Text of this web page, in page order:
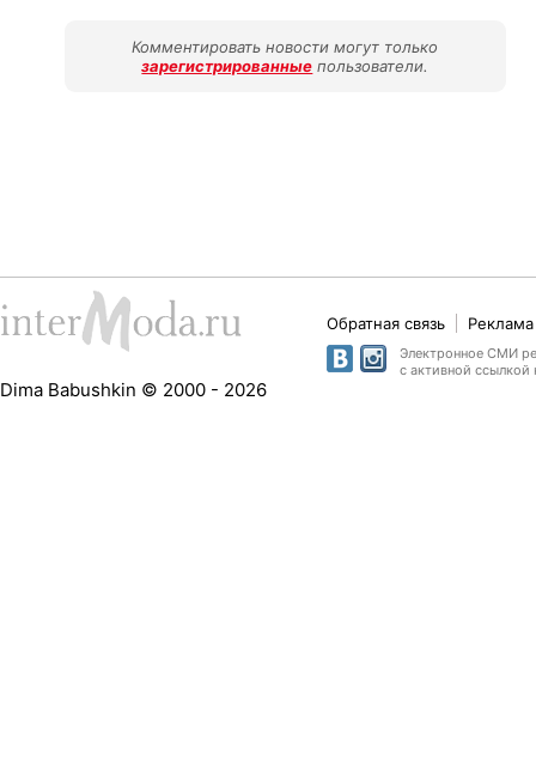
Комментировать новости могут только
зарегистрированные пользователи.
Dima Babushkin © 2000 - 2026
Обратная связь
Электронное СМИ
с активной ссылкой